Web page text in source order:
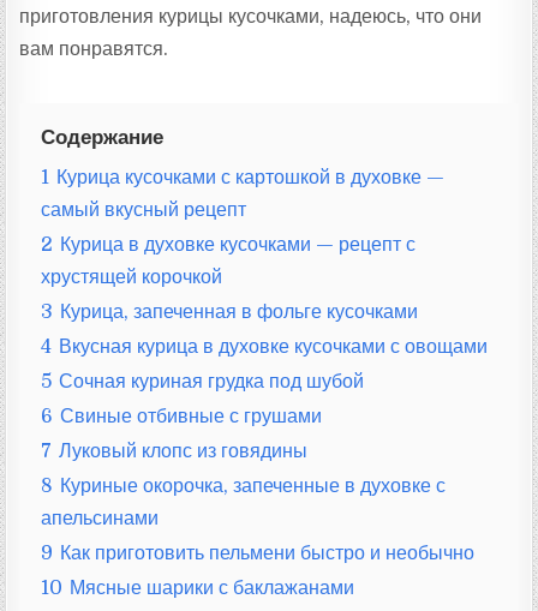
приготовления курицы кусочками, надеюсь, что они
вам понравятся.
Содержание
1 Курица кусочками с картошкой в духовке —
самый вкусный рецепт
2 Курица в духовке кусочками — рецепт с
хрустящей корочкой
3 Курица, запеченная в фольге кусочками
4 Вкусная курица в духовке кусочками с овощами
5 Сочная куриная грудка под шубой
6 Свиные отбивные с грушами
7 Луковый клопс из говядины
8 Куриные окорочка, запеченные в духовке с
апельсинами
9 Как приготовить пельмени быстро и необычно
10 Мясные шарики с баклажанами